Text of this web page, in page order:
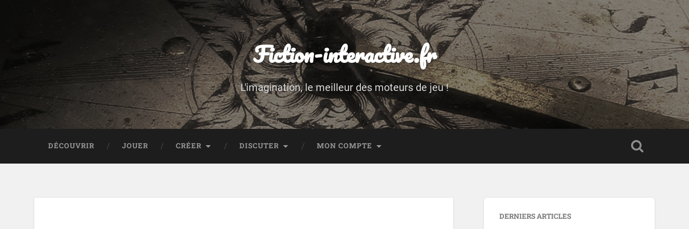
Fiction-interactive.fr
L'imagination, le meilleur des moteurs de jeu !
DÉCOUVRIR JOUER CRÉER DISCUTER MON COMPTE
DERNIERS ARTICLES